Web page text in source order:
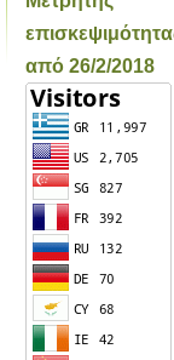
από 26/2/2018